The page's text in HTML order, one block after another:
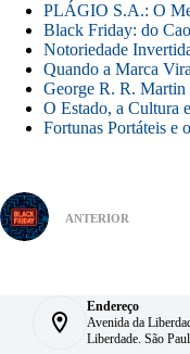
PLÁGIO S.A.: O
Black Friday: do
Notoriedade
Quando a Marca
George R. R.
O Estado, a Cultura
Fortunas Portáteis e
ANTERIOR
Endereço
Avenida da
Liberdade. São